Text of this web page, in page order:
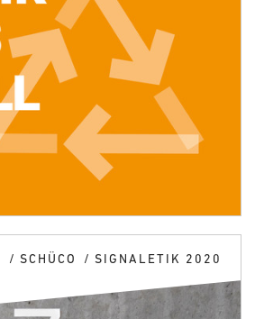
SCHÜCO SIGNALETIK 2020